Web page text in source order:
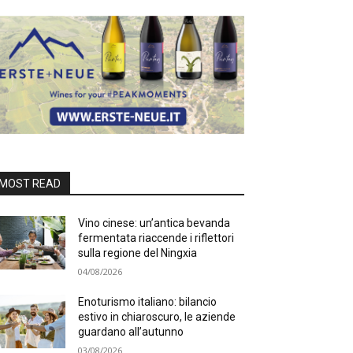
READ
Vino cinese: un’antica bevanda
fermentata riaccende i riflettori
sulla regione del Ningxia
04/08/2026
Enoturismo italiano: bilancio
estivo in chiaroscuro, le aziende
guardano all’autunno
03/08/2026